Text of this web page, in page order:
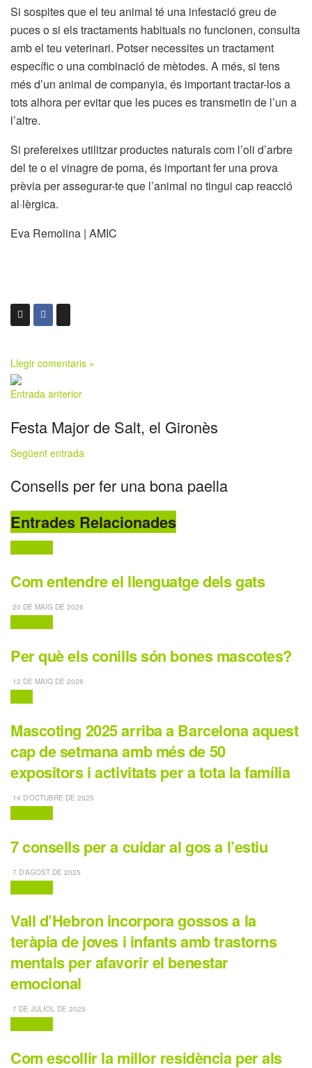
Si sospites que el teu animal té una infestació greu de
puces o si els tractaments habituals no funcionen, consulta
amb el teu veterinari. Potser necessites un tractament
específic o una combinació de mètodes. A més, si tens
més d’un animal de companyia, és important tractar-los a
tots alhora per evitar que les puces es transmetin de l’un a
l’altre.
Si prefereixes utilitzar productes naturals com l’oli d’arbre
del te o el vinagre de poma, és important fer una prova
prèvia per assegurar-te que l’animal no tingui cap reacció
al·lèrgica.
Eva Remolina | AMIC
Llegir comentaris »
Entrada anterior
Festa Major de Salt, el Gironès
Següent entrada
Consells per fer una bona paella
Entrades Relacionades
Com entendre el llenguatge dels gats
20 DE MAIG DE 2026
Per què els conills són bones mascotes?
12 DE MAIG DE 2026
Mascoting 2025 arriba a Barcelona aquest
cap de setmana amb més de 50
expositors i activitats per a tota la família
14 D'OCTUBRE DE 2025
7 consells per a cuidar al gos a l’estiu
7 D'AGOST DE 2025
Vall d’Hebron incorpora gossos a la
teràpia de joves i infants amb trastorns
mentals per afavorir el benestar
emocional
7 DE JULIOL DE 2025
Com escollir la millor residència per als